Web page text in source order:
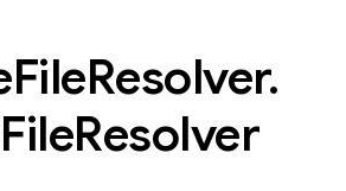
FileResolver.
FileResolver